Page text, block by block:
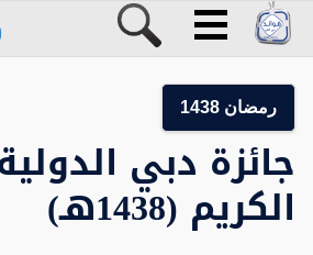
رمضان 1438
جائزة دبي
الكريم (1438هـ)